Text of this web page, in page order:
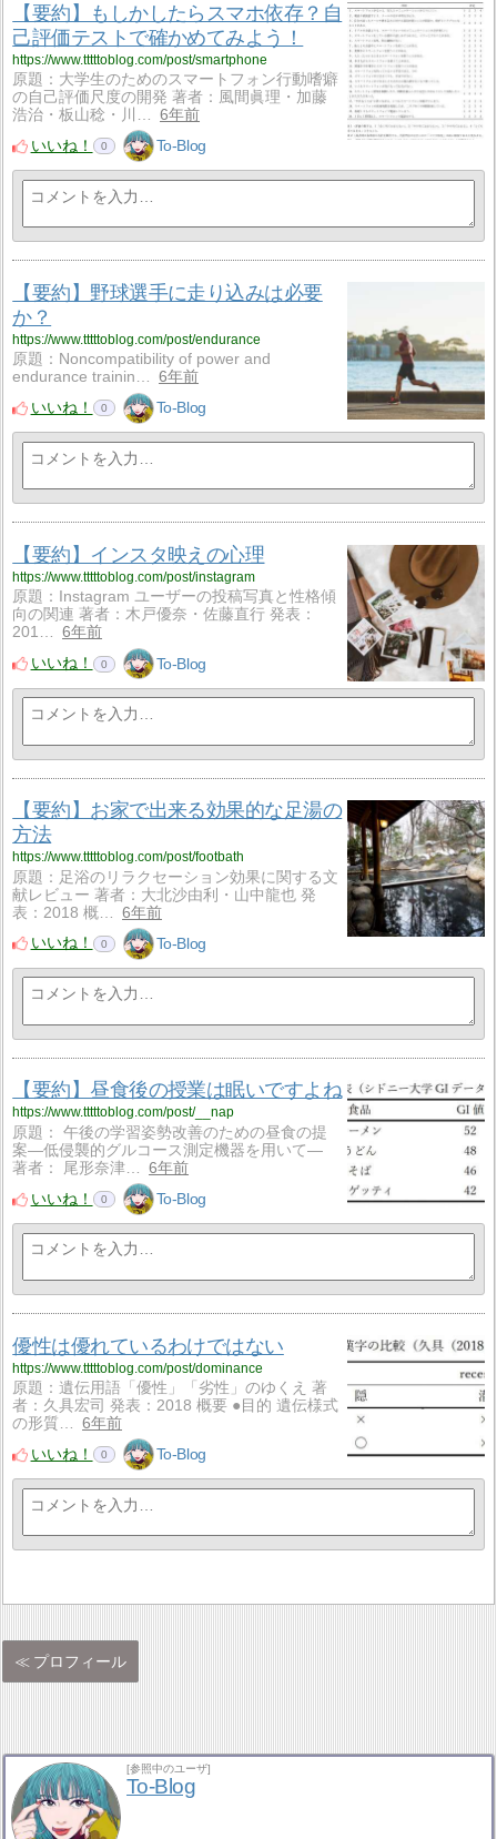
【要約】もしかしたらスマホ依存？自
己評価テストで確かめてみよう！
https://www.tttttoblog.com/post/smartphone
原題：大学生のためのスマートフォン行動嗜癖
の自己評価尺度の開発 著者：風間眞理・加藤
浩治・板山稔・川…
6年前
いいね！
0 To-Blog
【要約】野球選手に走り込みは必要
か？
https://www.tttttoblog.com/post/endurance
原題：Noncompatibility of power and
endurance trainin…
6年前
いいね！
0 To-Blog
【要約】インスタ映えの心理
https://www.tttttoblog.com/post/instagram
原題：Instagram ユーザーの投稿写真と性格傾
向の関連 著者：木戸優奈・佐藤直行 発表：
201…
6年前
いいね！
0 To-Blog
【要約】お家で出来る効果的な足湯の
方法
https://www.tttttoblog.com/post/footbath
原題：足浴のリラクセーション効果に関する文
献レビュー 著者：大北沙由利・山中龍也 発
表：2018 概…
6年前
いいね！
0 To-Blog
【要約】昼食後の授業は眠いですよね
https://www.tttttoblog.com/post/__nap
原題： 午後の学習姿勢改善のための昼食の提
案―低侵襲的グルコース測定機器を用いて―
著者： 尾形奈津…
6年前
いいね！
0 To-Blog
優性は優れているわけではない
https://www.tttttoblog.com/post/dominance
原題：遺伝用語「優性」「劣性」のゆくえ 著
者：久具宏司 発表：2018 概要 ●目的 遺伝様式
の形質…
6年前
いいね！
0 To-Blog
プロフィール
[参照中のユーザ]
To-Blog